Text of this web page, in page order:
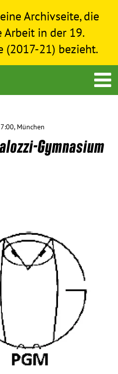
Archivseite, die
Arbeit in der 19.
(2017-21) bezieht.
Menschenrechte und
München
Gymnasium